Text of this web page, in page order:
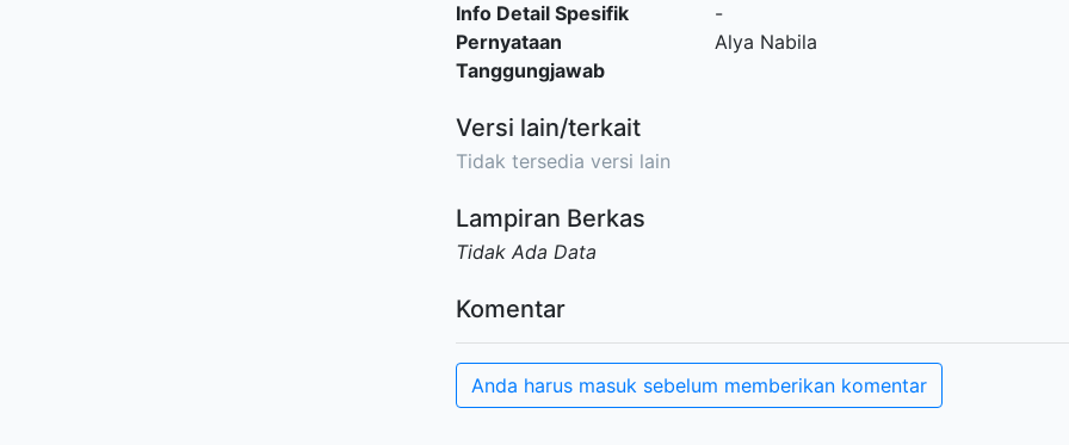
Info Detail Spesifik
-
Pernyataan
Tanggungjawab
Alya Nabila
Versi lain/terkait
Tidak tersedia versi lain
Lampiran Berkas
Tidak Ada Data
Komentar
Anda harus masuk sebelum memberikan komentar